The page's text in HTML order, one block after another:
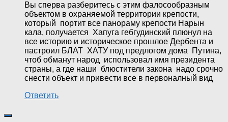
Вы сперва разберитесь с этим фалосообразным
объектом в охраняемой территории крепости,
который портит все панораму крепости Нарын
кала, получается Хапуга гебгудинский плюнул на
все историю и историческое прошлое Дербента и
пастроил БЛАТ ХАТУ под предлогом дома Путина,
чтоб обманут народ использовал имя президента
страны, а где наши блюстители закона надо срочно
снести объект и привести все в первоналный вид
Ответить